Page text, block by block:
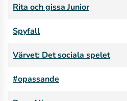
Rita och gissa Junior
Spyfall
Värvet: Det sociala spelet
#opassande